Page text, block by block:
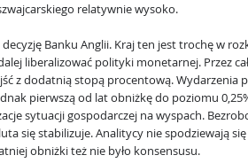
relatywnie wysoko.
Banku Anglii. Kraj ten jest trochę w
liberalizować polityki monetarnej. Przez
z dodatnią stopą procentową. Wydarzenia
pierwszą od lat obniżkę do poziomu
sytuacji gospodarczej na wyspach.
się stabilizuje. Analitycy nie spodziewają
obniżki też nie było konsensusu.